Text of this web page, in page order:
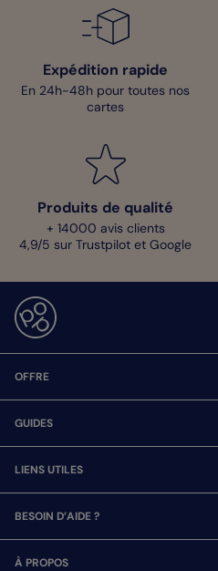
Expédition rapide
En 24h-48h pour toutes nos
cartes
Produits de qualité
+ 14000 avis clients
4,9/5 sur Trustpilot et Google
OFFRE
GUIDES
LIENS UTILES
BESOIN D’AIDE ?
À PROPOS